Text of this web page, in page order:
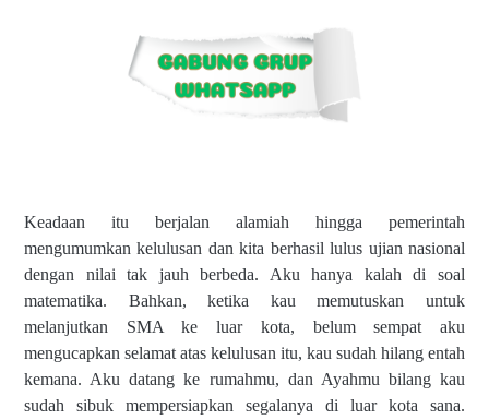
Keadaan itu berjalan alamiah hingga pemerintah
mengumumkan kelulusan dan kita berhasil lulus ujian nasional
dengan nilai tak jauh berbeda. Aku hanya kalah di soal
matematika. Bahkan, ketika kau memutuskan untuk
melanjutkan SMA ke luar kota, belum sempat aku
mengucapkan selamat atas kelulusan itu, kau sudah hilang entah
kemana. Aku datang ke rumahmu, dan Ayahmu bilang kau
sudah sibuk mempersiapkan segalanya di luar kota sana.